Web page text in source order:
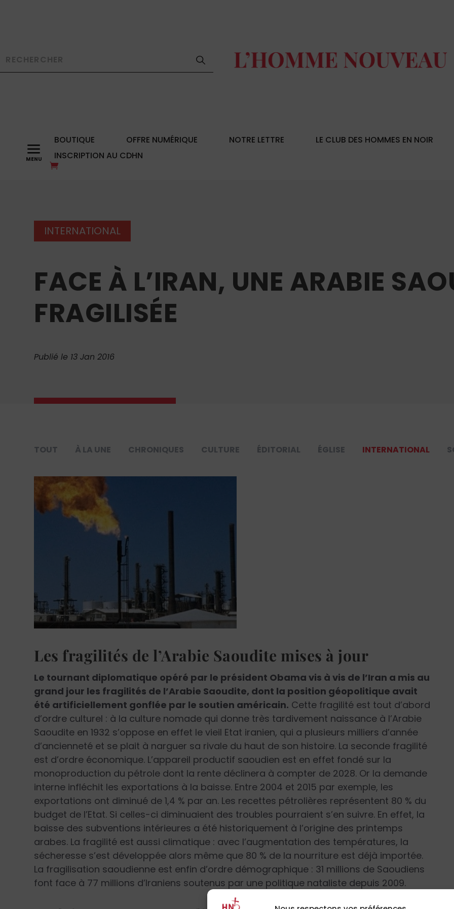
a BOUTIQUE OFFRE NUMÉRIQUE NOTRE LETTRE LE CLUB DES HOMMES EN NOIR
INSCRIPTION AU CDHN
INTERNATIONAL
FACE À L’IRAN, UNE ARABIE
FRAGILISÉE
Publié le 13 Jan 2016
TOUT À LA UNE CHRONIQUES CULTURE ÉDITORIAL ÉGLISE INTERNATIONAL
Les fragilités de l’Arabie Saoudite mises à jour
Le tournant diplomatique opéré par le président Obama vis à vis de l’Iran a mis au
grand jour les fragilités de l’Arabie Saoudite, dont la position géopolitique avait
été artificiellement gonflée par le soutien américain. Cette fragilité est tout d’abord
d’ordre culturel : à la culture nomade qui donne très tardivement naissance à l’Arabie
Saoudite en 1932 s’oppose en effet le vieil Etat iranien, qui a plusieurs milliers d’année
d’ancienneté et se plait à narguer sa rivale du haut de son histoire. La seconde fragilité
est d’ordre économique. L’appareil productif saoudien est en effet fondé sur la
monoproduction du pétrole dont la rente déclinera à compter de 2028. Or la demande
interne infléchit les exportations à la baisse. Entre 2004 et 2015 par exemple, les
exportations ont diminué de 1,4 % par an. Les recettes pétrolières représentent 80 % du
budget de l’Etat. Si celles-ci diminuaient des troubles pourraient s’en suivre. En effet, la
baisse des subventions intérieures a été historiquement à l’origine des printemps
arabes. La fragilité est aussi climatique : avec l’augmentation des températures, la
sécheresse s’est développée alors même que 80 % de la nourriture est déjà importée.
La fragilisation saoudienne est enfin d’ordre démographique : 31 millions de Saoudiens
font face à 77 millions d’Iraniens soutenus par une politique nataliste depuis 2009.